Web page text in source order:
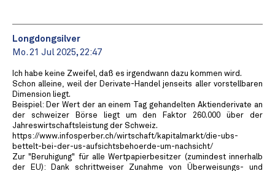
Longdongsilver
Mo. 21 Jul 2025, 22:47
Ich habe keine Zweifel, daß es irgendwann dazu kommen wird.
Schon alleine, weil der Derivate-Handel jenseits aller vorstellbaren
Dimension liegt.
Beispiel: Der Wert der an einem Tag gehandelten Aktienderivate an
der schweizer Börse liegt um den Faktor 260.000 über der
Jahreswirtschaftsleistung der Schweiz.
https://www.infosperber.ch/wirtschaft/kapitalmarkt/die-ubs-
bettelt-bei-der-us-aufsichtsbehoerde-um-nachsicht/
Zur "Beruhigung" für alle Wertpapierbesitzer (zumindest innerhalb
der EU): Dank schrittweiser Zunahme von Überweisungs- und